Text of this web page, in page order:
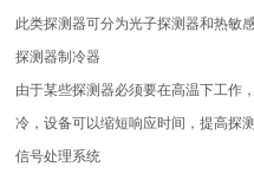
此类探测器可分为光子探测器和热敏
探测器制冷器
由于某些探测器必须要在高温下工作
冷，设备可以缩短响应时间，提高探测
信号处理系统